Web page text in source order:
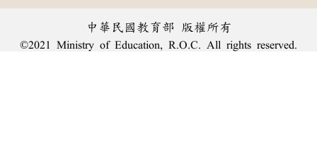
中華民國教育部 版權所有
©2021 Ministry of Education, R.O.C. All rights reserved.